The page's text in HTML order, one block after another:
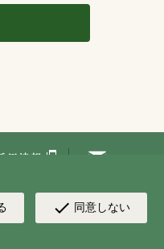
All rights reserved.
check 同意しない